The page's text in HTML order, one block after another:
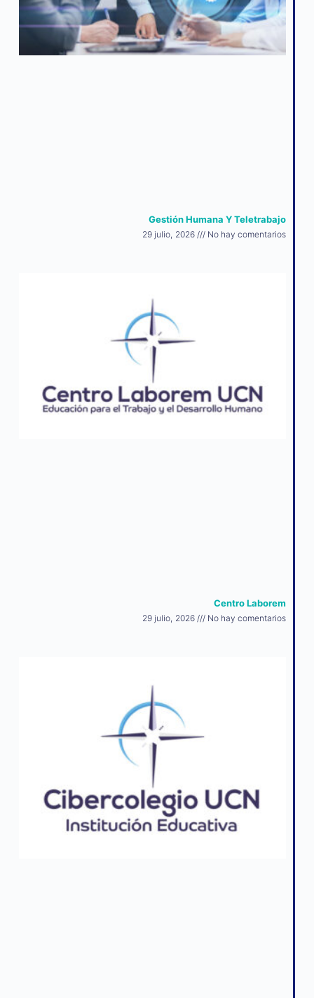
Gestión Humana Y Teletrabajo
29 julio, 2026 No hay comentarios
Centro Laborem
29 julio, 2026 No hay comentarios